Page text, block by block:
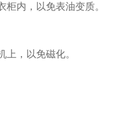
柜内，以免表油变质。
上，以免磁化。